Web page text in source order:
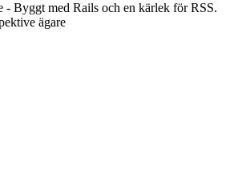
- Byggt med Rails och en kärlek för RSS.
ägare